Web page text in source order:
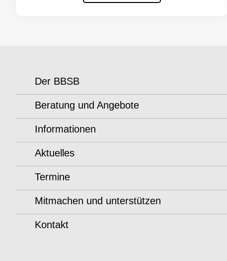
Der BBSB
Beratung und Angebote
Informationen
Aktuelles
Termine
Mitmachen und unterstützen
Kontakt